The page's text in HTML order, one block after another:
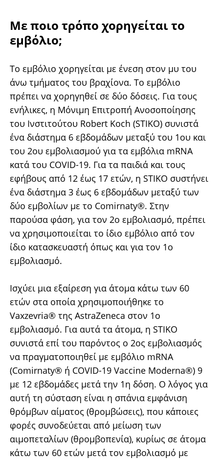
Με ποιο τρόπο χορηγείται το
εμβόλιο;
Το εμβόλιο χορηγείται με ένεση στον μυ του
άνω τμήματος του βραχίονα. Το εμβόλιο
πρέπει να χορηγηθεί σε δύο δόσεις. Για τους
ενήλικες, η Μόνιμη Επιτροπή Ανοσοποίησης
του Ινστιτούτου Robert Koch (STIKO) συνιστά
ένα διάστημα 6 εβδομάδων μεταξύ του 1ου και
του 2ου εμβολιασμού για τα εμβόλια mRNA
κατά του COVID-19. Για τα παιδιά και τους
εφήβους από 12 έως 17 ετών, η STIKO συστήνει
ένα διάστημα 3 έως 6 εβδομάδων μεταξύ των
δύο εμβολίων με το Comirnaty®. Στην
παρούσα φάση, για τον 2ο εμβολιασμό, πρέπει
να χρησιμοποιείται το ίδιο εμβόλιο από τον
ίδιο κατασκευαστή όπως και για τον 1ο
εμβολιασμό.
Ισχύει μια εξαίρεση για άτομα κάτω των 60
ετών στα οποία χρησιμοποιήθηκε το
Vaxzevria® της AstraZeneca στον 1ο
εμβολιασμό. Για αυτά τα άτομα, η STIKO
συνιστά επί του παρόντος ο 2ος εμβολιασμός
να πραγματοποιηθεί με εμβόλιο mRNA
(Comirnaty® ή COVID-19 Vaccine Moderna®) 9
με 12 εβδομάδες μετά την 1η δόση. Ο λόγος για
αυτή τη σύσταση είναι η σπάνια εμφάνιση
θρόμβων αίματος (θρομβώσεις), που κάποιες
φορές συνοδεύεται από μείωση των
αιμοπεταλίων (θρομβοπενία), κυρίως σε άτομα
κάτω των 60 ετών μετά τον εμβολιασμό με